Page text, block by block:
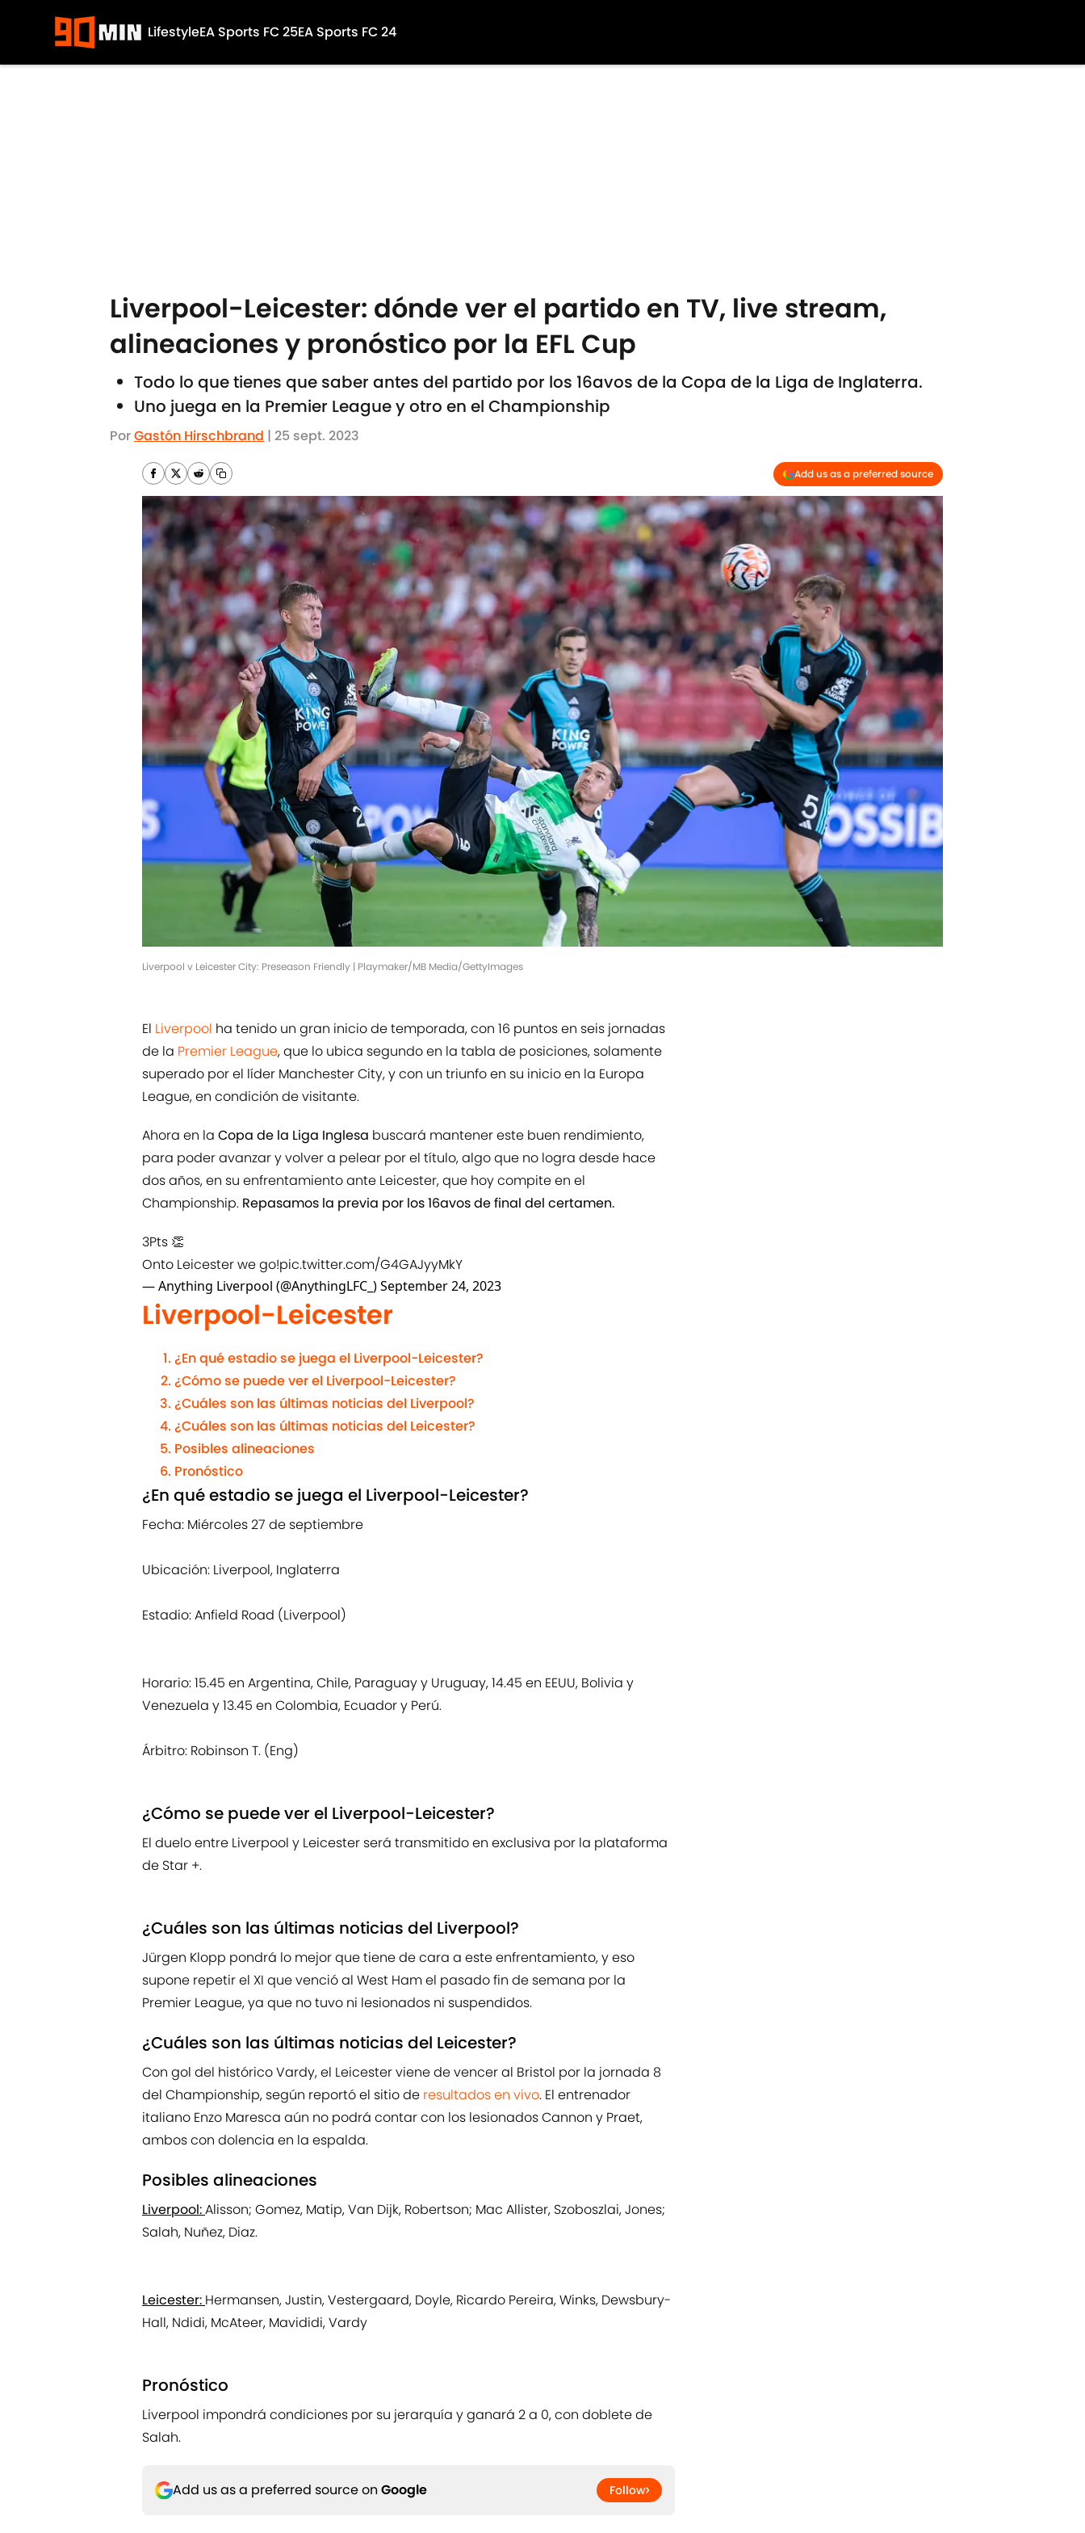
LifestyleEA Sports FC 25EA Sports FC 24
Liverpool-Leicester: dónde ver el partido en TV, live stream,
alineaciones y pronóstico por la EFL Cup
Todo lo que tienes que saber antes del partido por los 16avos de la Copa de la Liga de Inglaterra.
Uno juega en la Premier League y otro en el Championship
PorGastón Hirschbrand | 25 sept. 2023
Add us as a preferred source
Liverpool v Leicester City: Preseason Friendly | Playmaker/MB Media/GettyImages
El Liverpool ha tenido un gran inicio de temporada, con 16 puntos en seis jornadas
de la Premier League, que lo ubica segundo en la tabla de posiciones, solamente
superado por el líder Manchester City, y con un triunfo en su inicio en la Europa
League, en condición de visitante.
Ahora en la Copa de la Liga Inglesa buscará mantener este buen rendimiento,
para poder avanzar y volver a pelear por el título, algo que no logra desde hace
dos años, en su enfrentamiento ante Leicester, que hoy compite en el
Championship. Repasamos la previa por los 16avos de final del certamen.
3Pts 👏
Onto Leicester we go!pic.twitter.com/G4GAJyyMkY
— Anything Liverpool (@AnythingLFC_)September 24, 2023
Liverpool-Leicester
¿En qué estadio se juega el Liverpool-Leicester?
¿Cómo se puede ver el Liverpool-Leicester?
¿Cuáles son las últimas noticias del Liverpool?
¿Cuáles son las últimas noticias del Leicester?
Posibles alineaciones
Pronóstico
¿En qué estadio se juega el Liverpool-Leicester?
Fecha: Miércoles 27 de septiembre
Ubicación: Liverpool, Inglaterra
Estadio: Anfield Road (Liverpool)
Horario: 15.45 en Argentina, Chile, Paraguay y Uruguay, 14.45 en EEUU, Bolivia y
Venezuela y 13.45 en Colombia, Ecuador y Perú.
Árbitro: Robinson T. (Eng)
¿Cómo se puede ver el Liverpool-Leicester?
El duelo entre Liverpool y Leicester será transmitido en exclusiva por la plataforma
de Star +.
¿Cuáles son las últimas noticias del Liverpool?
Jürgen Klopp pondrá lo mejor que tiene de cara a este enfrentamiento, y eso
supone repetir el XI que venció al West Ham el pasado fin de semana por la
Premier League, ya que no tuvo ni lesionados ni suspendidos.
¿Cuáles son las últimas noticias del Leicester?
Con gol del histórico Vardy, el Leicester viene de vencer al Bristol por la jornada 8
del Championship, según reportó el sitio de resultados en vivo. El entrenador
italiano Enzo Maresca aún no podrá contar con los lesionados Cannon y Praet,
ambos con dolencia en la espalda.
Posibles alineaciones
Liverpool:Alisson; Gomez, Matip, Van Dijk, Robertson; Mac Allister, Szoboszlai, Jones;
Salah, Nuñez, Diaz.
Leicester: Hermansen, Justin, Vestergaard, Doyle, Ricardo Pereira, Winks, Dewsbury-
Hall, Ndidi, McAteer, Mavididi, Vardy
Pronóstico
Liverpool impondrá condiciones por su jerarquía y ganará 2 a 0, con doblete de
Salah.
Add us as a preferred source on Google Follow